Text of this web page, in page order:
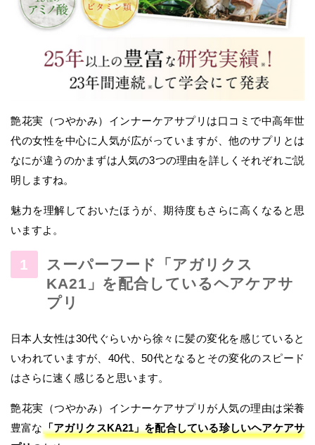
艶花実（つやかみ）インナーケアサプリは口コミで中高年世
代の女性を中心に人気が広がっていますが、他のサプリとは
なにが違うのかまずは人気の3つの理由を詳しくそれぞれご説
明しますね。
魅力を理解しておいたほうが、期待度もさらに高くなると思
いますよ。
スーパーフード「アガリクス
KA21」を配合しているヘアケアサ
プリ
日本人女性は30代ぐらいから徐々に髪の変化を感じていると
いわれていますが、40代、50代となるとその変化のスピード
はさらに速く感じると思います。
艶花実（つやかみ）インナーケアサプリが人気の理由は栄養
豊富な「アガリクスKA21」を配合している珍しいヘアケアサ